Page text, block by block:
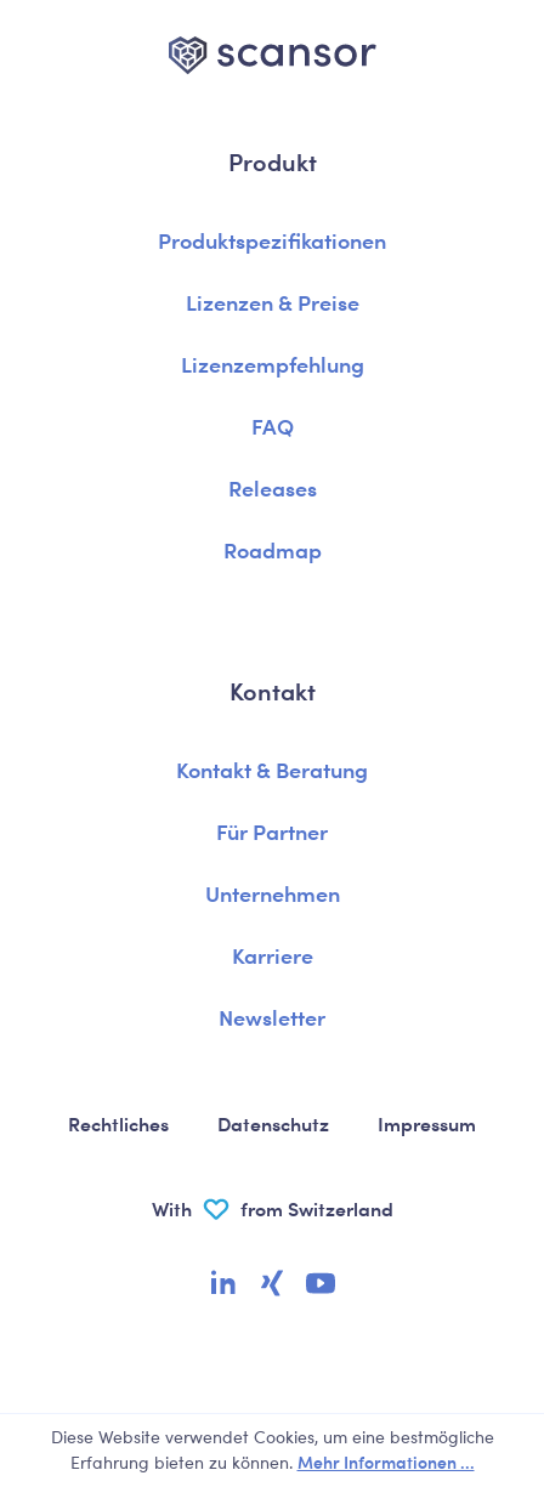
Produkt
Produktspezifikationen
Lizenzen & Preise
Lizenzempfehlung
FAQ
Releases
Roadmap
Kontakt
Kontakt & Beratung
Für Partner
Unternehmen
Karriere
Newsletter
Rechtliches Datenschutz Impressum
With from Switzerland
Diese Website verwendet Cookies, um eine bestmögliche
Erfahrung bieten zu können. Mehr Informationen ...